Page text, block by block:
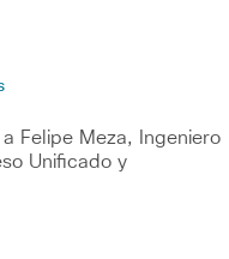
Felipe Meza, Ingeniero
Unificado y